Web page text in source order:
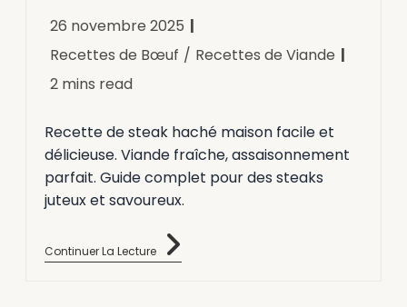
26 novembre 2025
Recettes de Bœuf / Recettes de Viande
2 mins read
Recette de steak haché maison facile et
délicieuse. Viande fraîche, assaisonnement
parfait. Guide complet pour des steaks
juteux et savoureux.
Continuer La Lecture